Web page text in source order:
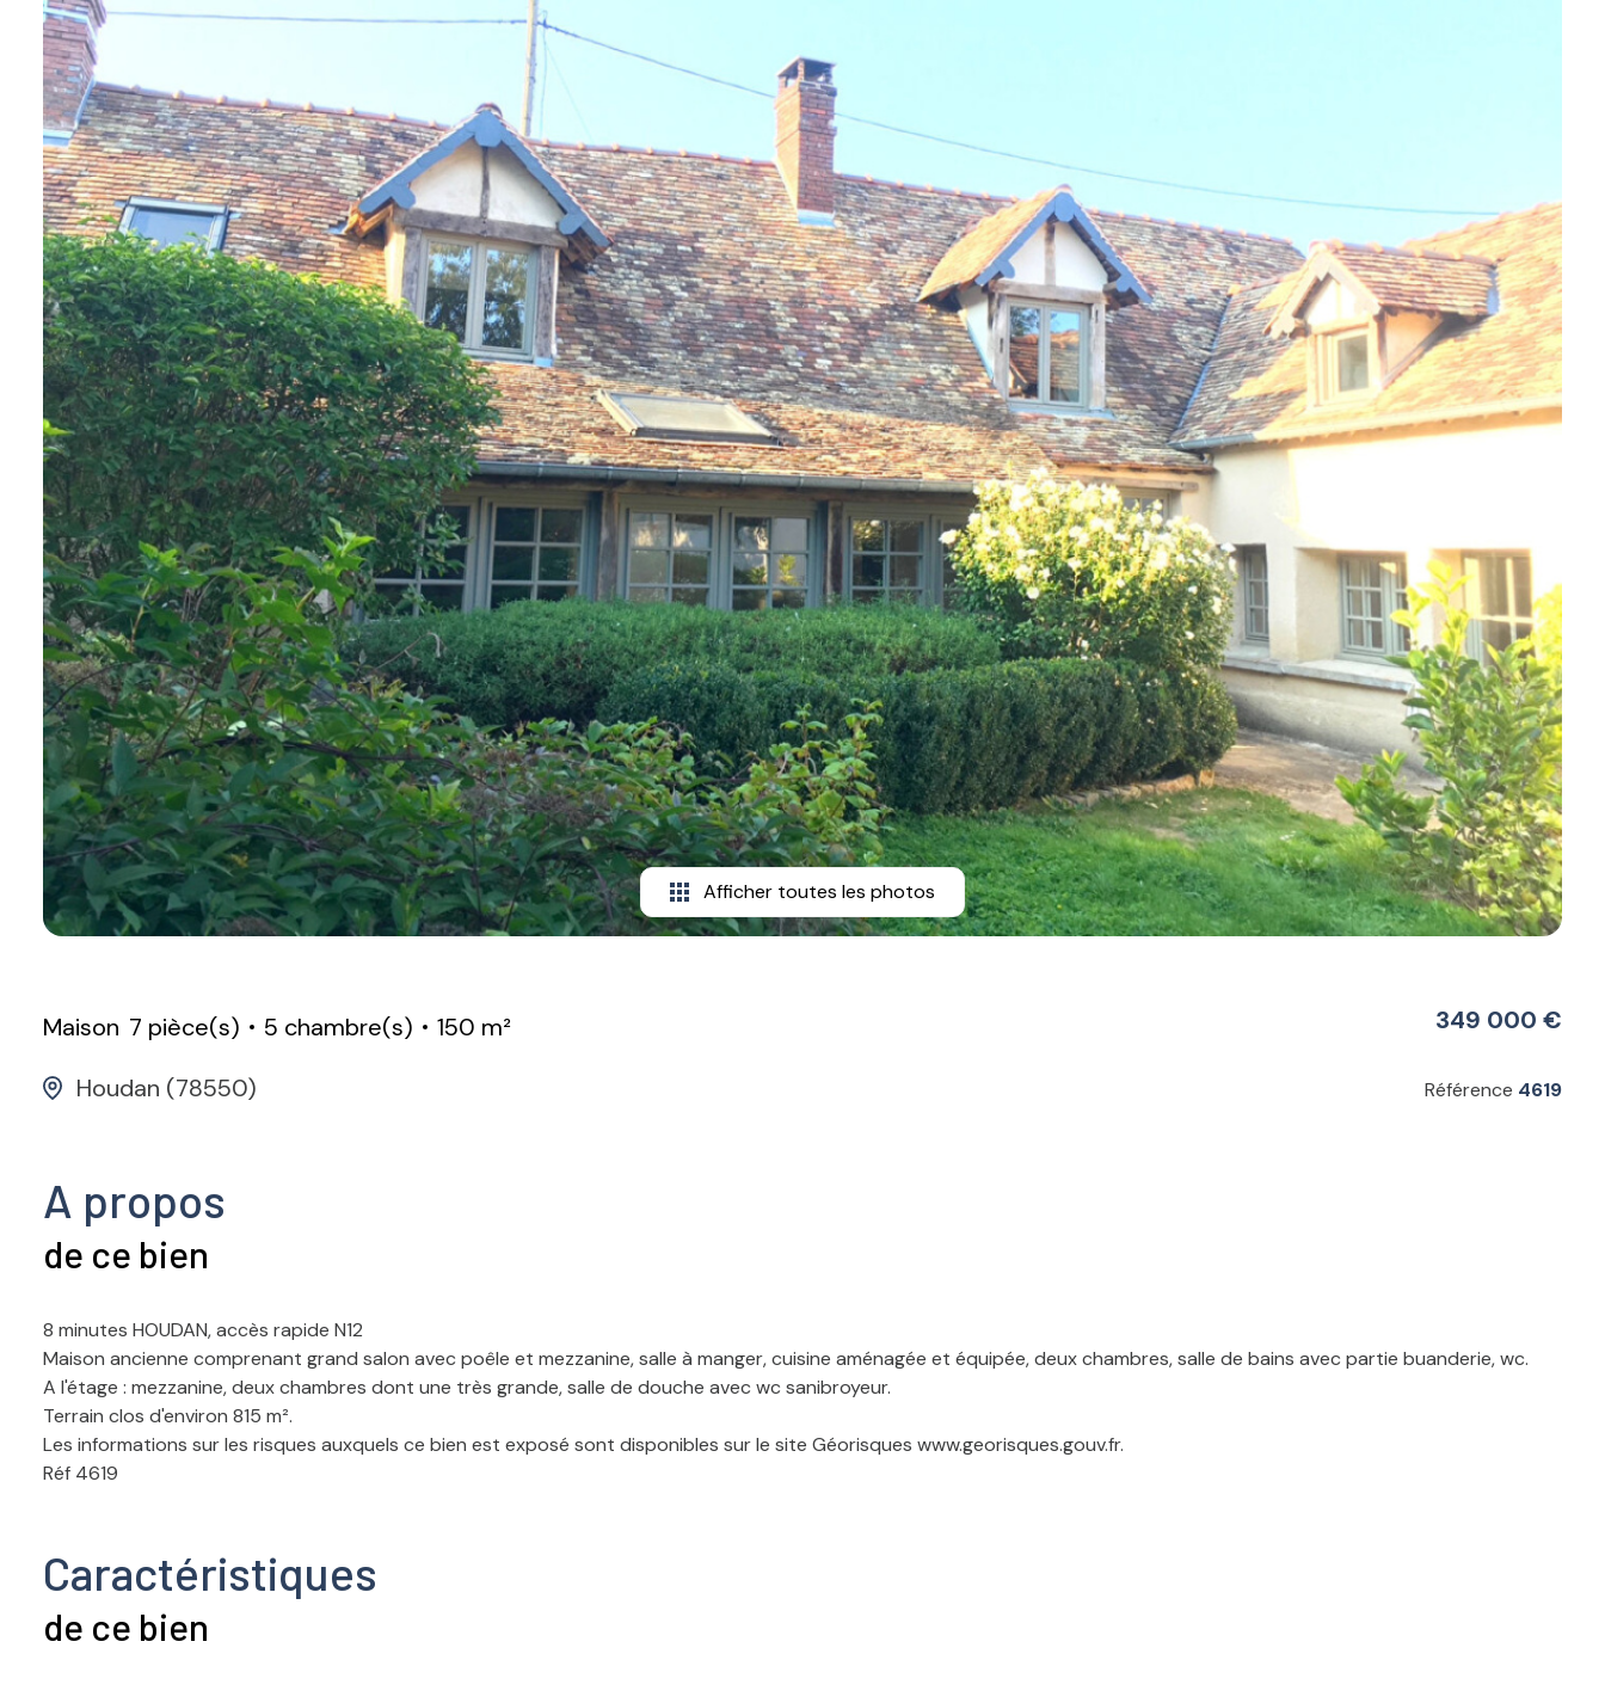
Afficher toutes les photos
Maison 7 pièce(s) 5 chambre(s)
150 m²
Houdan (78550)
349 000 €
Référence 4619
A propos
de ce bien
8 minutes HOUDAN, accès rapide N12
Maison ancienne comprenant grand salon avec poêle et mezzanine, salle à manger, cuisine aménagée et équipée, deux chambres, salle de bains avec partie buanderie, wc.
A l'étage : mezzanine, deux chambres dont une très grande, salle de douche avec wc sanibroyeur.
Terrain clos d'environ 815 m².
Les informations sur les risques auxquels ce bien est exposé sont disponibles sur le site Géorisques www.georisques.gouv.fr.
Réf 4619
Caractéristiques
de ce bien